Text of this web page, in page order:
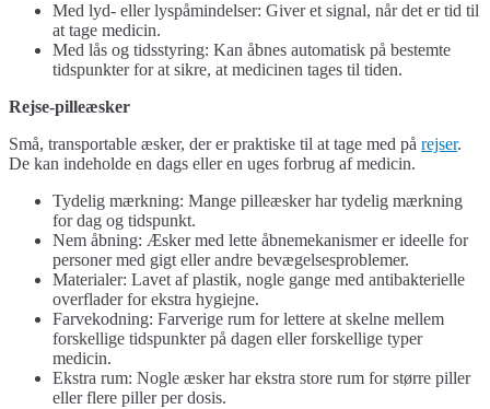
Med lyd- eller lyspåmindelser: Giver et signal, når det er tid til
at tage medicin.
Med lås og tidsstyring: Kan åbnes automatisk på bestemte
tidspunkter for at sikre, at medicinen tages til tiden.
Rejse-pilleæsker
Små, transportable æsker, der er praktiske til at tage med på rejser.
De kan indeholde en dags eller en uges forbrug af medicin.
Tydelig mærkning: Mange pilleæsker har tydelig mærkning
for dag og tidspunkt.
Nem åbning: Æsker med lette åbnemekanismer er ideelle for
personer med gigt eller andre bevægelsesproblemer.
Materialer: Lavet af plastik, nogle gange med antibakterielle
overflader for ekstra hygiejne.
Farvekodning: Farverige rum for lettere at skelne mellem
forskellige tidspunkter på dagen eller forskellige typer
medicin.
Ekstra rum: Nogle æsker har ekstra store rum for større piller
eller flere piller per dosis.